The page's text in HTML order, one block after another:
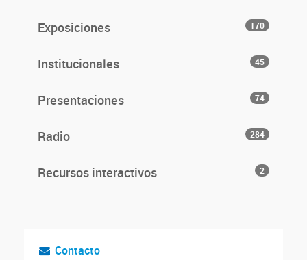
Exposiciones 170
Institucionales 45
Presentaciones 74
Radio 284
Recursos interactivos 2
Contacto